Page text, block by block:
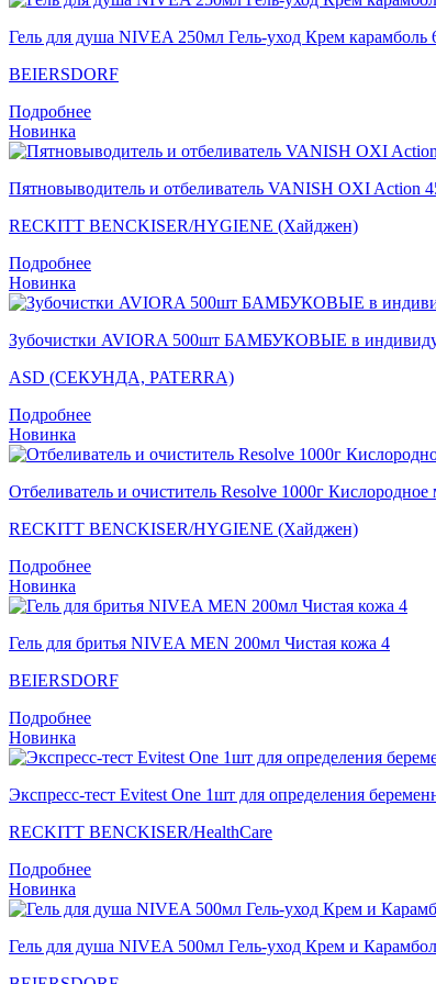
Гель для душа NIVEA 250мл Гель-уход Крем карамболь
BEIERSDORF
Подробнее
Новинка
Пятновыводитель и отбеливатель VANISH OXI Action
RECKITT BENCKISER/HYGIENE (Хайджен)
Подробнее
Новинка
Зубочистки AVIORA 500шт БАМБУКОВЫЕ в
ASD (СЕКУНДА, PATERRA)
Подробнее
Новинка
Отбеливатель и очиститель Resolve 1000г
RECKITT BENCKISER/HYGIENE (Хайджен)
Подробнее
Новинка
Гель для бритья NIVEA MEN 200мл Чистая кожа 4
BEIERSDORF
Подробнее
Новинка
Экспресс-тест Evitest One 1шт для определения
RECKITT BENCKISER/НealthСare
Подробнее
Новинка
Гель для душа NIVEA 500мл Гель-уход Крем и